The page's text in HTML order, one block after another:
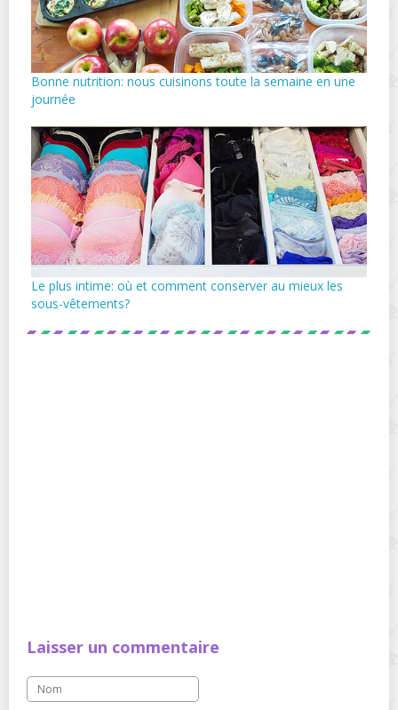
Bonne nutrition: nous cuisinons toute la semaine en une
journée
Le plus intime: où et comment conserver au mieux les
sous-vêtements?
Laisser un commentaire